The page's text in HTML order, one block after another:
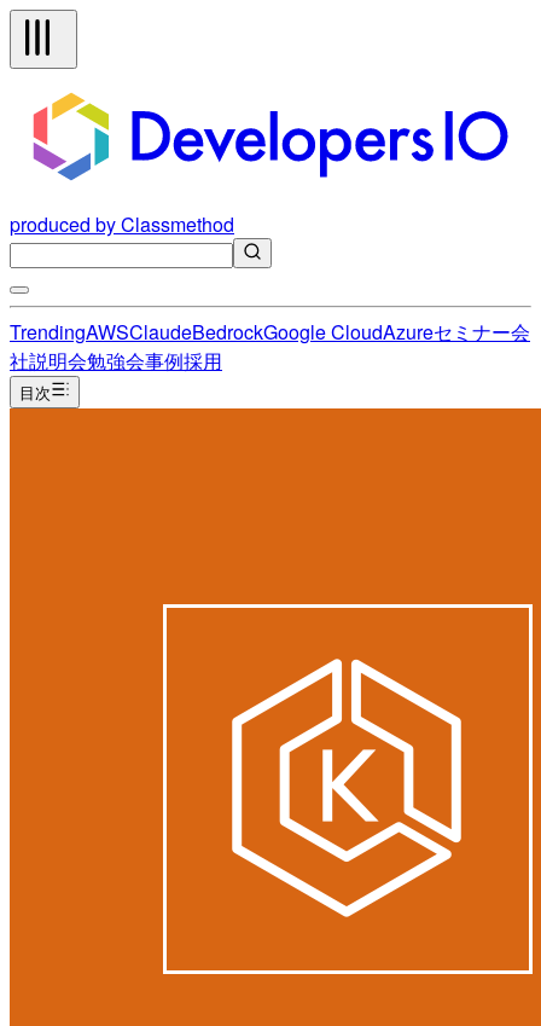
produced by Classmethod
TrendingAWSClaudeBedrockGoogle CloudAzureセミナー会
社説明会勉強会事例採用
目次